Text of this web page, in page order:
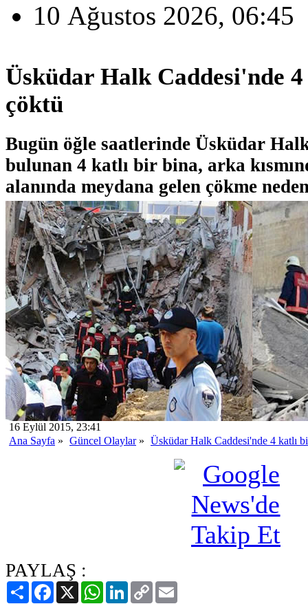
10 Ağustos 2026, 06:45
Üsküdar Halk Caddesi'nde
çöktü
Bugün öğle saatlerinde Üsküdar
bulunan 4 katlı bir bina, arka
alanında meydana gelen çökme
16 Eylül 2015, 23:41
Ana Sayfa » Güncel Olaylar» Üsküdar Halk Caddesi'nde 4 katlı
PAYLAŞ :
PaylaşFacebook
X WhatsAppLinkedIn
Copy
Link